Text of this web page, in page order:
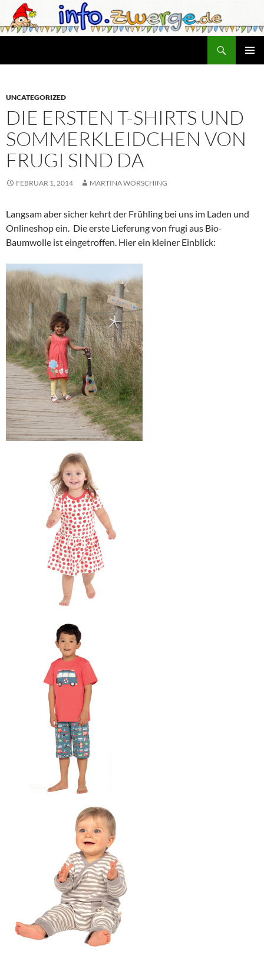
Zum
Inhalt
springen
UNCATEGORIZED
DIE ERSTEN T-SHIRTS UND
SOMMERKLEIDCHEN VON
FRUGI SIND DA
FEBRUAR 1, 2014 MARTINA WÖRSCHING
Langsam aber sicher kehrt der Frühling bei uns im Laden und
Onlineshop ein. Die erste Lieferung von frugi aus Bio-
Baumwolle ist eingetroffen. Hier ein kleiner Einblick: